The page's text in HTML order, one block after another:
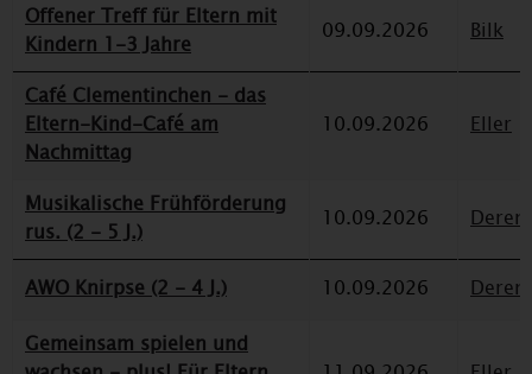
Offener Treff für Eltern mit
Kindern 1-3 Jahre
09.09.2026 Bilk
Café Clementinchen - das
Eltern-Kind-Café am
Nachmittag
10.09.2026 Eller
Musikalische Frühförderung
rus. (2 - 5 J.)
10.09.2026
AWO Knirpse (2 - 4 J.) 10.09.2026
Gemeinsam spielen und